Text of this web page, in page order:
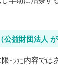
益財団法人 が
った内容では